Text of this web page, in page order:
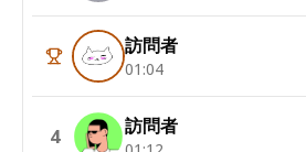
訪問者
01:04
4 訪問者